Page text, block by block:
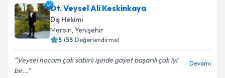
Dt. Veysel Ali Keskinkaya
Diş Hekimi
Mersin, Yenişehir
5 (55 Değerlendirme)
Veysel hocam çok sabırlı işinde gayet başarılı çok iyi
bir...
Devamı